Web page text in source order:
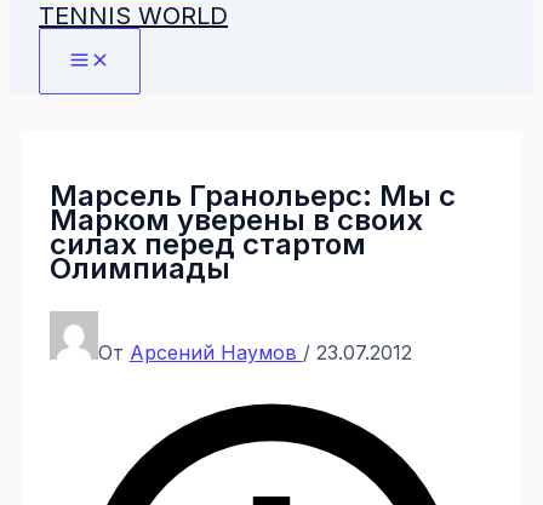
TENNIS WORLD
Марсель Гранольерс: Мы с
Марком уверены в своих
силах перед стартом
Олимпиады
От Арсений Наумов / 23.07.2012